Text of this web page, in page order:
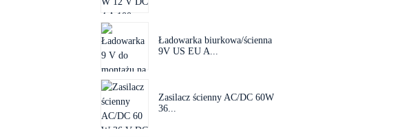
Ładowarka biurkowa/ścienna
9V US EU A...
Zasilacz ścienny AC/DC 60W
36...